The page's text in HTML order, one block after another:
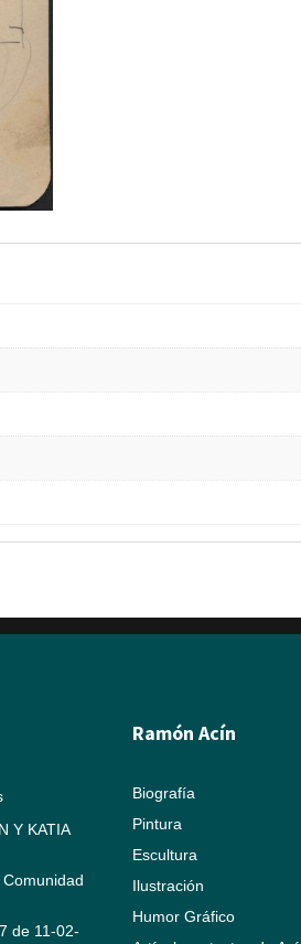
Y KATIA
de 11-02-
Ramón Acín
Biografía
Pintura
Escultura
Ilustración
Humor Gráfico